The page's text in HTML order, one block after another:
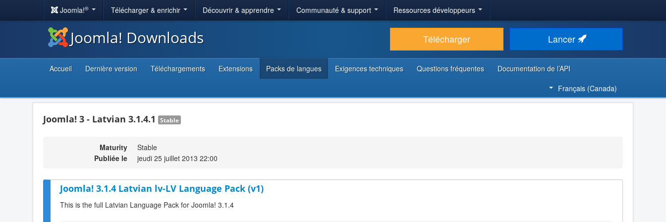
Joomla!® Télécharger & enrichir Découvrir & apprendre Communauté & support Ressources développeurs
Joomla! Downloads Télécharger Lancer
Accueil Dernière version Téléchargements Extensions Packs de langues Exigences techniques Questions fréquentes
Documentation de l’API
Français (Canada)
Joomla! 3 - Latvian 3.1.4.1 Stable
Maturity
Stable
Publiée le
jeudi 25 juillet 2013 22:00
Joomla! 3.1.4 Latvian lv-LV Language Pack (v1)
This is the full Latvian Language Pack for Joomla! 3.1.4